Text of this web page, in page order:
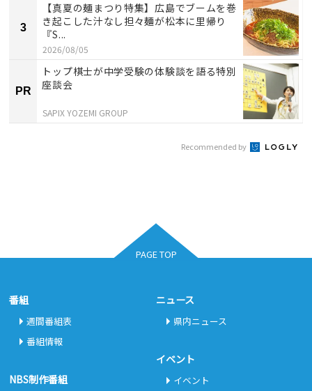
3
【真夏の麺まつり特集】広島でブームを巻
き起こした汁なし担々麺が松本に里帰り
『S...
2026/08/05
PR
トップ棋士が中学受験の体験談を語る特別
座談会
SAPIX YOZEMI GROUP
Recommended by
PAGE TOP
番組
週間番組表
番組情報
NBS制作番組
ニュース
県内ニュース
イベント
イベント